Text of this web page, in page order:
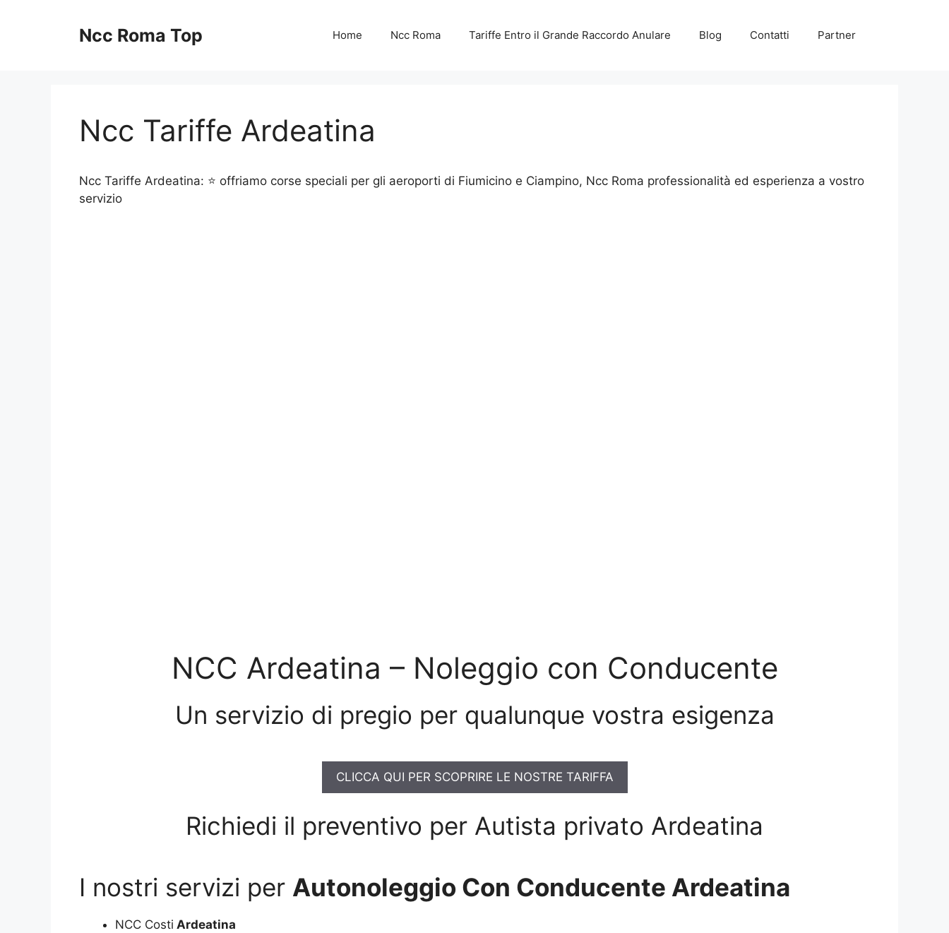
Ncc Roma Top Home Ncc Roma Tariffe Entro il Grande Raccordo Anulare Blog Contatti Partner
Ncc Tariffe Ardeatina
Ncc Tariffe Ardeatina: ⭐ offriamo corse speciali per gli aeroporti di Fiumicino e Ciampino, Ncc Roma professionalità ed esperienza a vostro
servizio
NCC Ardeatina – Noleggio con Conducente
Un servizio di pregio per qualunque vostra esigenza
CLICCA QUI PER SCOPRIRE LE NOSTRE TARIFFA
Richiedi il preventivo per Autista privato Ardeatina
I nostri servizi per Autonoleggio Con Conducente Ardeatina
NCC Costi Ardeatina